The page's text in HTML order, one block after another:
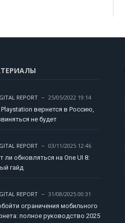
REPORT
25/05/2022 19:14
Playstation вернется в Россию,
не будет
REPORT
03/11/2025 12:46
ли обновляться на One UI 8:
гайд
REPORT
31/08/2025 00:31
ограничения мобильного
полное руководство 2025